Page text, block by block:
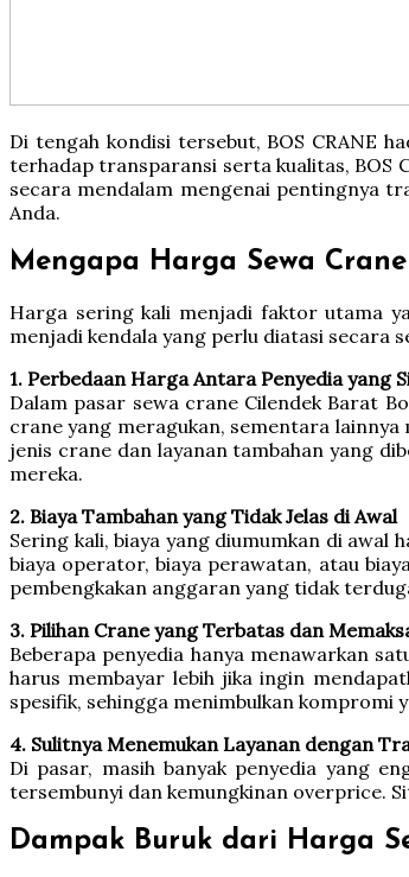
Di tengah kondisi tersebut, BOS CRANE
terhadap transparansi serta kualitas, BOS
secara mendalam mengenai pentingnya
Anda.
Mengapa Harga Sewa
Harga sering kali menjadi faktor utama
menjadi kendala yang perlu diatasi secara
1. Perbedaan Harga Antara Penyedia yang
Dalam pasar sewa crane Cilendek Barat
crane yang meragukan, sementara
jenis crane dan layanan tambahan yang
mereka.
2. Biaya Tambahan yang Tidak Jelas di Awal
Sering kali, biaya yang diumumkan di
biaya operator, biaya perawatan, atau
pembengkakan anggaran yang tidak
3. Pilihan Crane yang Terbatas dan
Beberapa penyedia hanya menawarkan
harus membayar lebih jika ingin
spesifik, sehingga menimbulkan kompromi
4. Sulitnya Menemukan Layanan dengan
Di pasar, masih banyak penyedia yang
tersembunyi dan kemungkinan overprice.
Dampak Buruk dari Harga